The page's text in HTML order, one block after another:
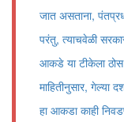
जात असताना,
परंतु, त्याचवेळी
आकडे या टीकेला ठोस
माहितीनुसार, गेल्या
हा आकडा काही